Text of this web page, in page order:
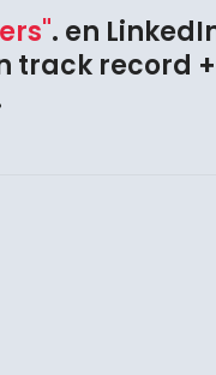
. en
track record